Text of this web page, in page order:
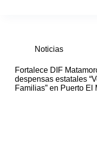
Noticias
Fortalece DIF
despensas estatales
Familias” en Puerto El